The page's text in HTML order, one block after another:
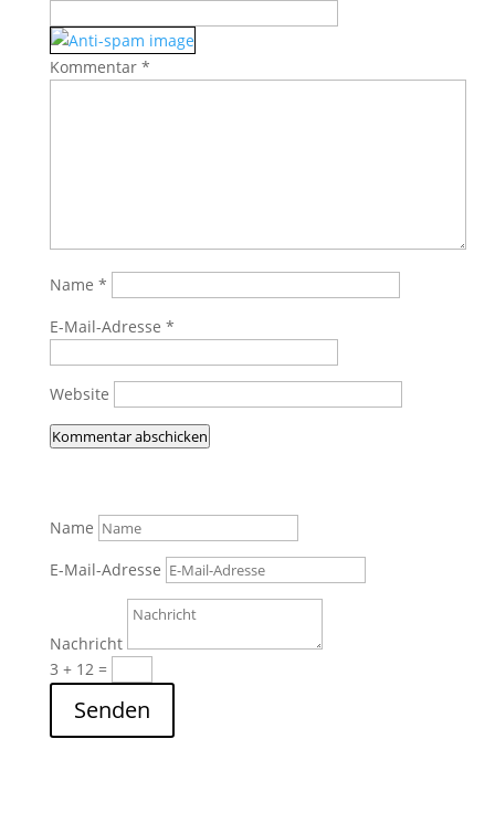
Kommentar *
Name *
E-Mail-Adresse *
Website
Kommentar abschicken
Name
E-Mail-Adresse
Nachricht
3 + 12=
Senden